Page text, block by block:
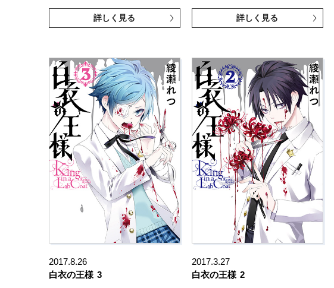
詳しく見る 詳しく見る
2017.8.26
白衣の王様 3
2017.3.27
白衣の王様 2